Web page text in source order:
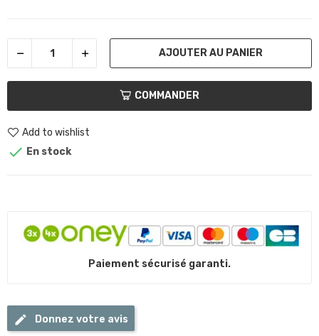
AJOUTER AU PANIER
COMMANDER
Add to wishlist
 En stock
Paiement sécurisé garanti.
Donnez votre avis